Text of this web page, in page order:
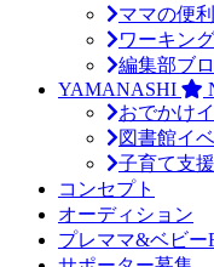
ママの便
ワーキン
編集部ブ
YAMANASHI
おでかけ
図書館イ
子育て支
コンセプト
オーディション
プレママ&ベビー